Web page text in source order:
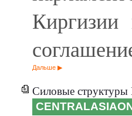
Дальше
Силовые структуры